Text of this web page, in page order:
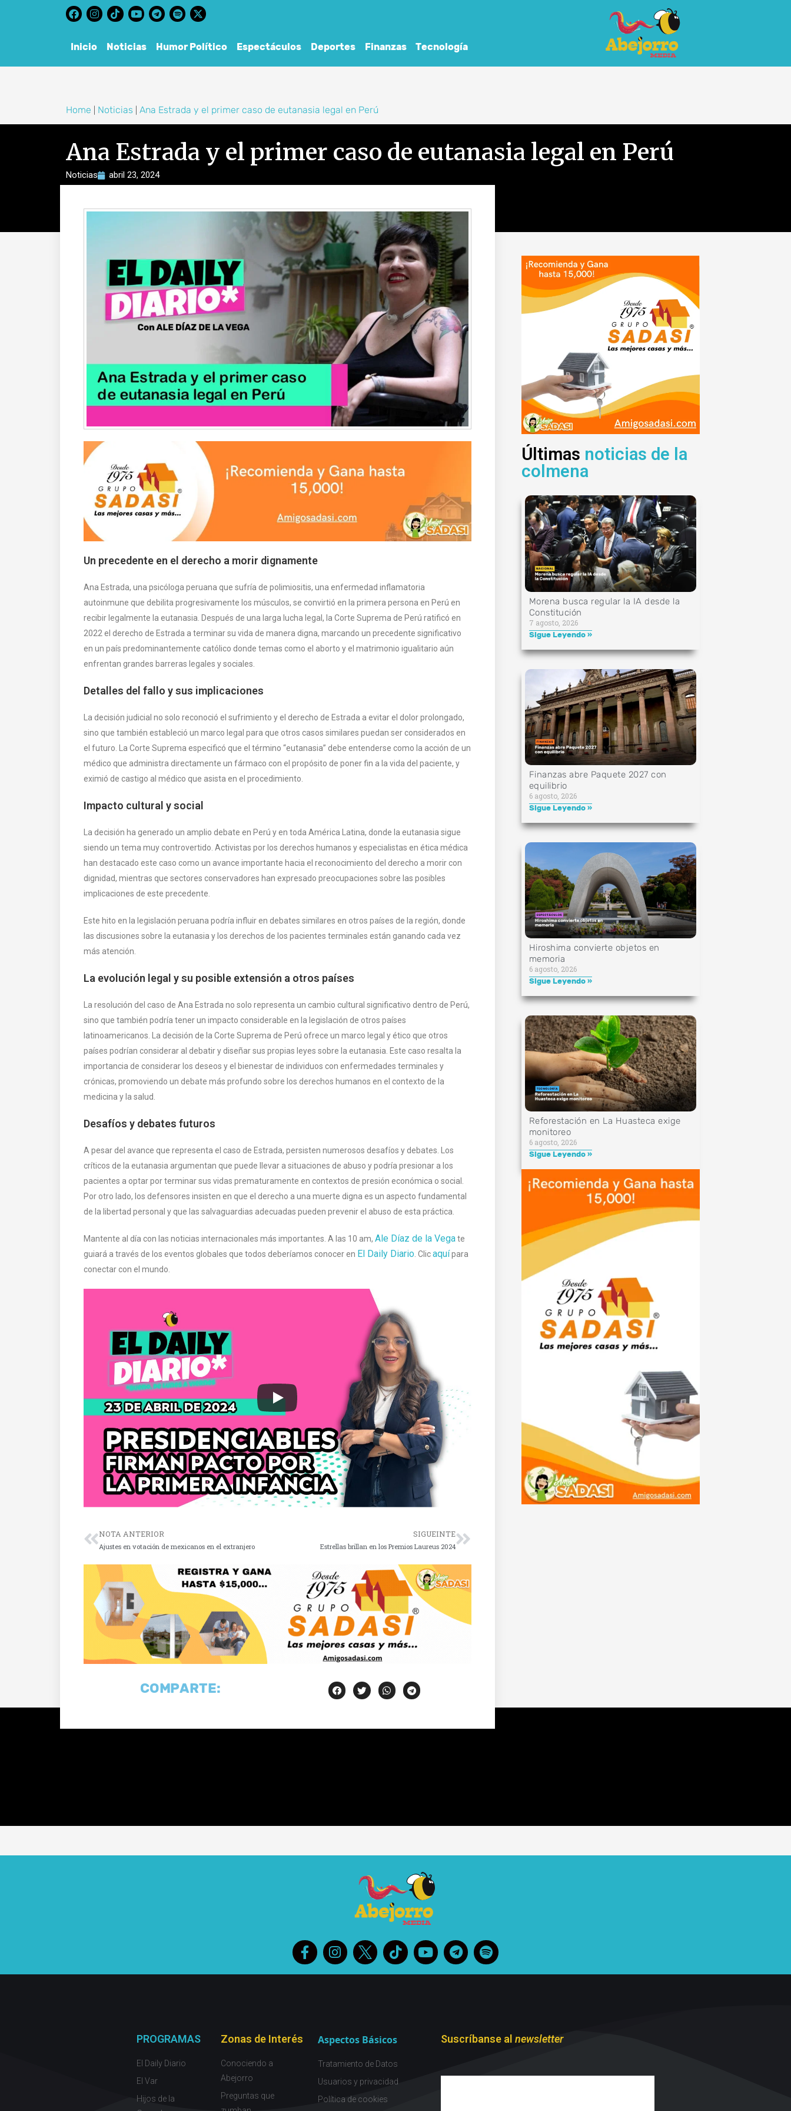
Inicio Noticias Humor Político Espectáculos Deportes Finanzas Tecnología
Home Noticias Ana Estrada y el primer caso de eutanasia legal en Perú
Ana Estrada y el primer caso de eutanasia legal en Perú
Noticias abril 23, 2024
Un precedente en el derecho a morir dignamente
Ana Estrada, una psicóloga peruana que sufría de polimiositis, una enfermedad inflamatoria
autoinmune que debilita progresivamente los músculos, se convirtió en la primera persona en Perú en
recibir legalmente la eutanasia. Después de una larga lucha legal, la Corte Suprema de Perú ratificó en
2022 el derecho de Estrada a terminar su vida de manera digna, marcando un precedente significativo
en un país predominantemente católico donde temas como el aborto y el matrimonio igualitario aún
enfrentan grandes barreras legales y sociales.
Detalles del fallo y sus implicaciones
La decisión judicial no solo reconoció el sufrimiento y el derecho de Estrada a evitar el dolor prolongado,
sino que también estableció un marco legal para que otros casos similares puedan ser considerados en
el futuro. La Corte Suprema especificó que el término “eutanasia” debe entenderse como la acción de un
médico que administra directamente un fármaco con el propósito de poner fin a la vida del paciente, y
eximió de castigo al médico que asista en el procedimiento​.
Impacto cultural y social
La decisión ha generado un amplio debate en Perú y en toda América Latina, donde la eutanasia sigue
siendo un tema muy controvertido. Activistas por los derechos humanos y especialistas en ética médica
han destacado este caso como un avance importante hacia el reconocimiento del derecho a morir con
dignidad, mientras que sectores conservadores han expresado preocupaciones sobre las posibles
implicaciones de este precedente​.
Este hito en la legislación peruana podría influir en debates similares en otros países de la región, donde
las discusiones sobre la eutanasia y los derechos de los pacientes terminales están ganando cada vez
más atención.
La evolución legal y su posible extensión a otros países
La resolución del caso de Ana Estrada no solo representa un cambio cultural significativo dentro de Perú,
sino que también podría tener un impacto considerable en la legislación de otros países
latinoamericanos. La decisión de la Corte Suprema de Perú ofrece un marco legal y ético que otros
países podrían considerar al debatir y diseñar sus propias leyes sobre la eutanasia. Este caso resalta la
importancia de considerar los deseos y el bienestar de individuos con enfermedades terminales y
crónicas, promoviendo un debate más profundo sobre los derechos humanos en el contexto de la
medicina y la salud​​.
Desafíos y debates futuros
A pesar del avance que representa el caso de Estrada, persisten numerosos desafíos y debates. Los
críticos de la eutanasia argumentan que puede llevar a situaciones de abuso y podría presionar a los
pacientes a optar por terminar sus vidas prematuramente en contextos de presión económica o social.
Por otro lado, los defensores insisten en que el derecho a una muerte digna es un aspecto fundamental
de la libertad personal y que las salvaguardias adecuadas pueden prevenir el abuso de esta práctica​.
Mantente al día con las noticias internacionales más importantes. A las 10 am, Ale Díaz de la Vegate
guiará a través de los eventos globales que todos deberíamos conocer en El Daily Diario . Clicaquípara
conectar con el mundo.
NOTA ANTERIOR
Ajustes en votación de mexicanos en el extranjero
SIGUEINTE
Estrellas brillan en los Premios Laureus 2024
COMPARTE:
Últimas noticias de la
colmena
Morena busca regular la IA desde la
Constitución
7 agosto, 2026
Sigue Leyendo »
Finanzas abre Paquete 2027 con
equilibrio
6 agosto, 2026
Sigue Leyendo »
Hiroshima convierte objetos en
memoria
6 agosto, 2026
Sigue Leyendo »
Reforestación en La Huasteca exige
monitoreo
6 agosto, 2026
Sigue Leyendo »
PROGRAMAS
El Daily Diario
El Var
Hijos de la
Zonas de Interés
Conociendo a
Abejorro
Preguntas que
Aspectos Básicos
Tratamiento de Datos
Usuarios y privacidad
Política de cookies
Suscríbanse al newsletter